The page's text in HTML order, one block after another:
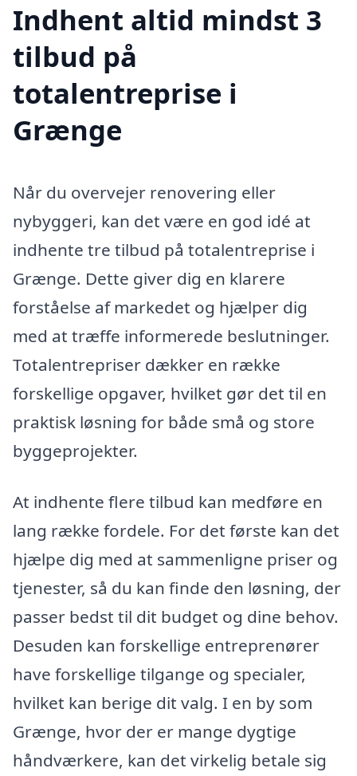
Indhent altid mindst 3
tilbud på
totalentreprise i
Grænge
Når du overvejer renovering eller
nybyggeri, kan det være en god idé at
indhente tre tilbud på totalentreprise i
Grænge. Dette giver dig en klarere
forståelse af markedet og hjælper dig
med at træffe informerede beslutninger.
Totalentrepriser dækker en række
forskellige opgaver, hvilket gør det til en
praktisk løsning for både små og store
byggeprojekter.
At indhente flere tilbud kan medføre en
lang række fordele. For det første kan det
hjælpe dig med at sammenligne priser og
tjenester, så du kan finde den løsning, der
passer bedst til dit budget og dine behov.
Desuden kan forskellige entreprenører
have forskellige tilgange og specialer,
hvilket kan berige dit valg. I en by som
Grænge, hvor der er mange dygtige
håndværkere, kan det virkelig betale sig